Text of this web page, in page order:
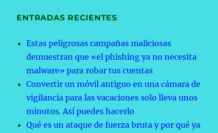
ENTRADAS RECIENTES
Estas peligrosas campañas maliciosas
demuestran que «el phishing ya no necesita
malware» para robar tus cuentas
Convertir un móvil antiguo en una cámara de
vigilancia para las vacaciones solo lleva unos
minutos. Así puedes hacerlo
Qué es un ataque de fuerza bruta y por qué ya